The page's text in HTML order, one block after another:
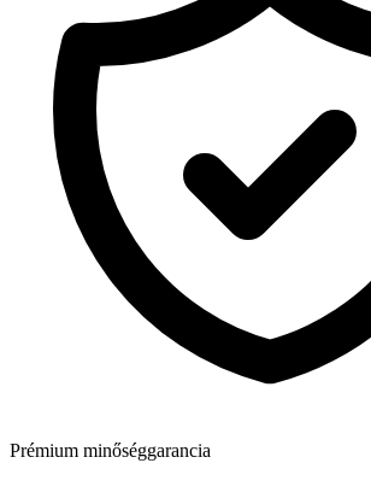
Prémium minőséggarancia